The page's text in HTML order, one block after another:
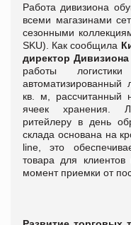
Работа дивизиона
всеми магазинами
сезонными
SKU). Как сообщила
директор Дивизиона
работы
автоматизированный
кв. м, рассчитанный
ячеек хранения.
ритейлеру в день
склада основана на
line, это
товара для
момент приемки от